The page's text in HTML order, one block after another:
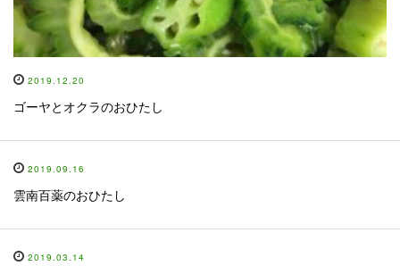
2019.12.20
ゴーヤとオクラのおひたし
2019.09.16
雲南百薬のおひたし
2019.03.14